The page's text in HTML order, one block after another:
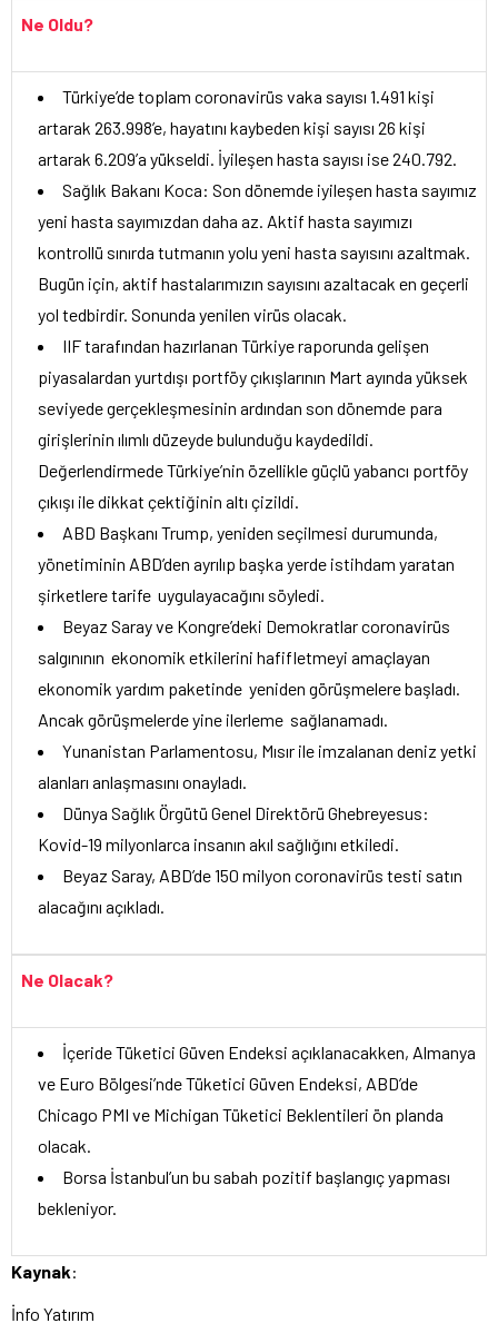
Ne Oldu?
Türkiye’de toplam coronavirüs vaka sayısı 1.491 kişi
artarak 263.998’e, hayatını kaybeden kişi sayısı 26 kişi
artarak 6.209’a yükseldi. İyileşen hasta sayısı ise 240.792.
Sağlık Bakanı Koca: Son dönemde iyileşen hasta sayımız
yeni hasta sayımızdan daha az. Aktif hasta sayımızı
kontrollü sınırda tutmanın yolu yeni hasta sayısını azaltmak.
Bugün için, aktif hastalarımızın sayısını azaltacak en geçerli
yol tedbirdir. Sonunda yenilen virüs olacak.
IIF tarafından hazırlanan Türkiye raporunda gelişen
piyasalardan yurtdışı portföy çıkışlarının Mart ayında yüksek
seviyede gerçekleşmesinin ardından son dönemde para
girişlerinin ılımlı düzeyde bulunduğu kaydedildi.
Değerlendirmede Türkiye’nin özellikle güçlü yabancı portföy
çıkışı ile dikkat çektiğinin altı çizildi.
ABD Başkanı Trump, yeniden seçilmesi durumunda,
yönetiminin ABD’den ayrılıp başka yerde istihdam yaratan
şirketlere tarife uygulayacağını söyledi.
Beyaz Saray ve Kongre’deki Demokratlar coronavirüs
salgınının ekonomik etkilerini hafifletmeyi amaçlayan
ekonomik yardım paketinde yeniden görüşmelere başladı.
Ancak görüşmelerde yine ilerleme sağlanamadı.
Yunanistan Parlamentosu, Mısır ile imzalanan deniz yetki
alanları anlaşmasını onayladı.
Dünya Sağlık Örgütü Genel Direktörü Ghebreyesus:
Kovid-19 milyonlarca insanın akıl sağlığını etkiledi.
Beyaz Saray, ABD’de 150 milyon coronavirüs testi satın
alacağını açıkladı.
Ne Olacak?
İçeride Tüketici Güven Endeksi açıklanacakken, Almanya
ve Euro Bölgesi’nde Tüketici Güven Endeksi, ABD’de
Chicago PMI ve Michigan Tüketici Beklentileri ön planda
olacak.
Borsa İstanbul’un bu sabah pozitif başlangıç yapması
bekleniyor.
Kaynak:
İnfo Yatırım